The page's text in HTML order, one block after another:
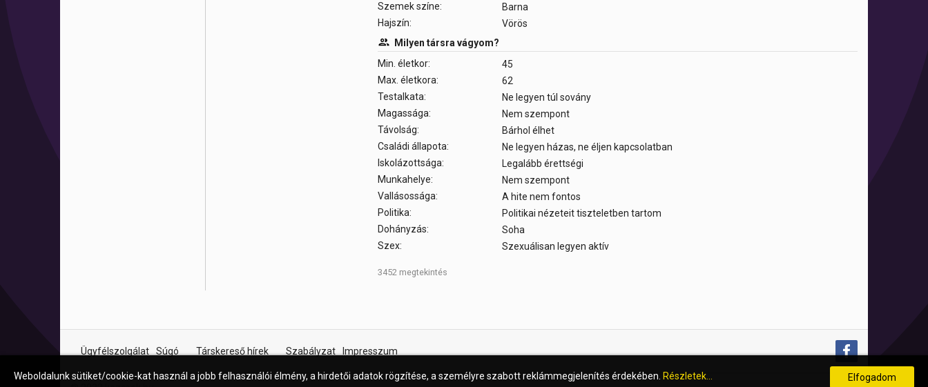
Szemek színe:
Barna
Hajszín:
Vörös
Milyen társra vágyom?
Min. életkor:
45
Max. életkora:
62
Testalkata:
Ne legyen túl sovány
Magassága:
Nem szempont
Távolság:
Bárhol élhet
Családi állapota:
Ne legyen házas, ne éljen kapcsolatban
Iskolázottsága:
Legalább érettségi
Munkahelye:
Nem szempont
Vallásossága:
A hite nem fontos
Politika:
Politikai nézeteit tiszteletben tartom
Dohányzás:
Soha
Szex:
Szexuálisan legyen aktív
3452 megtekintés
Ügyfélszolgálat Súgó Társkereső hírek Szabályzat Impresszum
Weboldalunk sütiket/cookie-kat használ a jobb felhasználói élmény, a hirdetői adatok rögzítése, a személyre szabott reklámmegjelenítés érdekében. Részletek... Elfogadom